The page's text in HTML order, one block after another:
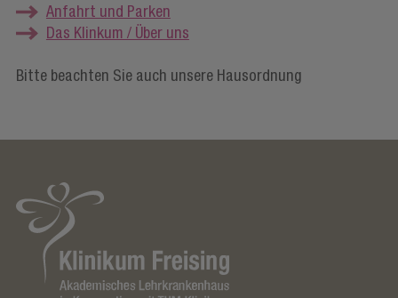
Anfahrt und Parken
Das Klinkum / Über uns
Bitte beachten Sie auch unsere Hausordnung